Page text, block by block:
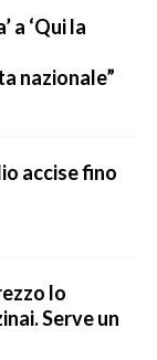
a ‘Qui la
nazionale”
accise fino
lo
Serve un